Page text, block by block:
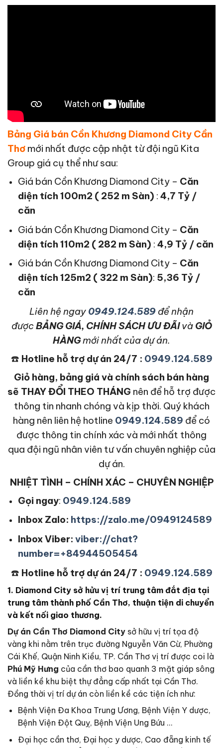
Bảng Giá bán Cồn Khương Diamond City Cần
Thơ mới nhất được cập nhật từ đội ngũ Kita
Group giá cụ thể như sau:
Giá bán Cồn Khương Diamond City – Căn
diện tích 100m2 ( 252 m Sàn) : 4,7 Tỷ /
căn
Giá bán Cồn Khương Diamond City – Căn
diện tích 110m2 ( 282 m Sàn) : 4,9 Tỷ / căn
Giá bán Cồn Khương Diamond City – Căn
diện tích 125m2 ( 322 m Sàn): 5,36 Tỷ /
căn
Liên hệ ngay 0949.124.589 để nhận
được BẢNG GIÁ, CHÍNH SÁCH ƯU ĐÃIvàGIỎ
HÀNGmới nhất của dự án.
☎️ Hotline hỗ trợ dự án 24/7 : 0949.124.589
Giỏ hàng, bảng giá và chính sách bán hàng
sẽ THAY ĐỔI THEO THÁNG nên để hỗ trợ được
thông tin nhanh chóng và kịp thời. Quý khách
hàng nên liên hệ hotline 0949.124.589 để có
được thông tin chính xác và mới nhất thông
qua đội ngũ nhân viên tư vấn chuyên nghiệp của
dự án.
NHIỆT TÌNH – CHÍNH XÁC – CHUYÊN NGHIỆP
Gọi ngay: 0949.124.589
Inbox Zalo: https://zalo.me/0949124589
Inbox Viber: viber://chat?
number=+84944505454
☎️ Hotline hỗ trợ dự án 24/7 : 0949.124.589
1. Diamond City sở hửu vị trí trung tâm đắt địa tại
trung tâm thành phố Cần Thơ, thuận tiện di chuyển
và kết nối giao thương.
Dự án Cần Thơ Diamond City sở hữu vị trí tọa độ
vàng khi nằm trên trục đường Nguyễn Văn Cừ, Phường
Cái Khế, Quận Ninh Kiều, TP. Cần Thơ vị trí được coi là
Phú Mỹ Hưng của cần thơ bao quanh 3 mặt giáp sông
và liền kề khu biệt thự đẳng cấp nhất tại Cần Thơ.
Đồng thời vị trí dự án còn liền kề các tiện ích như:
Bệnh Viện Đa Khoa Trung Ương, Bệnh Viện Y dược,
Bệnh Viện Đột Quỵ, Bệnh Viện Ung Bứu …
Đại học cần thơ, Đại học y dược, Cao đẵng kinh tế